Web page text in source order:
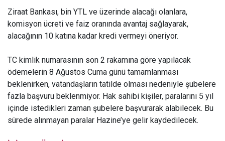
Ziraat Bankası, bin YTL ve üzerinde alacağı olanlara,
komisyon ücreti ve faiz oranında avantaj sağlayarak,
alacağının 10 katına kadar kredi vermeyi öneriyor.
TC kimlik numarasının son 2 rakamına göre yapılacak
ödemelerin 8 Ağustos Cuma günü tamamlanması
beklenirken, vatandaşların tatilde olması nedeniyle şubelere
fazla başvuru beklenmiyor. Hak sahibi kişiler, paralarını 5 yıl
içinde istedikleri zaman şubelere başvurarak alabilecek. Bu
sürede alınmayan paralar Hazine’ye gelir kaydedilecek.